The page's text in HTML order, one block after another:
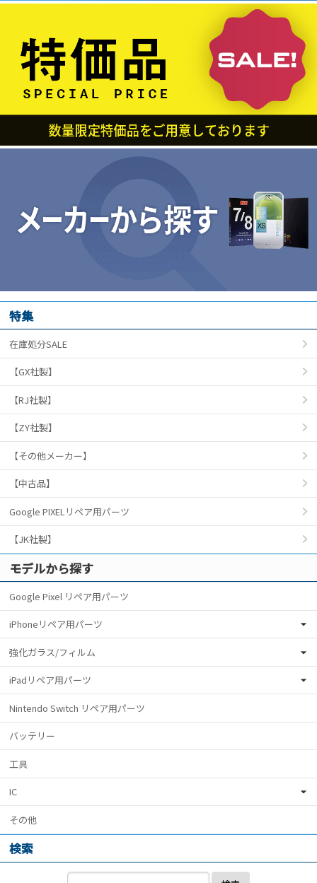
特集
在庫処分SALE
【GX社製】
【RJ社製】
【ZY社製】
【その他メーカー】
【中古品】
Google PIXELリペア用パーツ
【JK社製】
モデルから探す
Google Pixel リペア用パーツ
iPhoneリペア用パーツ
強化ガラス/フィルム
iPadリペア用パーツ
Nintendo Switch リペア用パーツ
バッテリー
工具
IC
その他
検索